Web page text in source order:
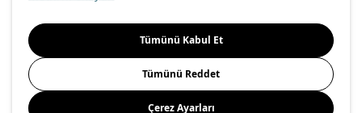
Gıda Güvenliği Politikası
Önemli Bilgilendirme İnternet Sitesi Gizlilik Politikası
Kişisel Verilerin Korunması
Seçiniz
Tümünü Kabul Et
Tümünü Reddet
Çerez Ayarları